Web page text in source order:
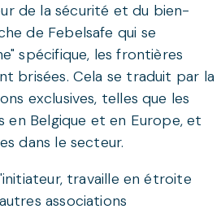
de la sécurité et du bien-
de Febelsafe qui se
spécifique, les frontières
brisées. Cela se traduit par la
exclusives, telles que les
en Belgique et en Europe, et
dans le secteur.
travaille en étroite
associations